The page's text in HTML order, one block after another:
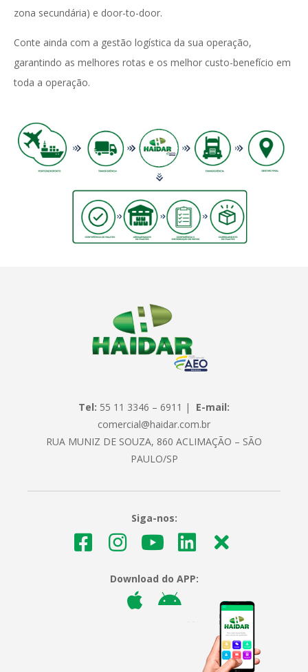
zona secundária) e door-to-door.
Conte ainda com a gestão logística da sua operação,
garantindo as melhores rotas e os melhor custo-benefício em
toda a operação.
Tel: 55 11 3346 – 6911 | E-mail:
comercial@haidar.com.br
RUA MUNIZ DE SOUZA, 860 ACLIMAÇÃO – SÃO
PAULO/SP
Siga-nos:
Download do APP: